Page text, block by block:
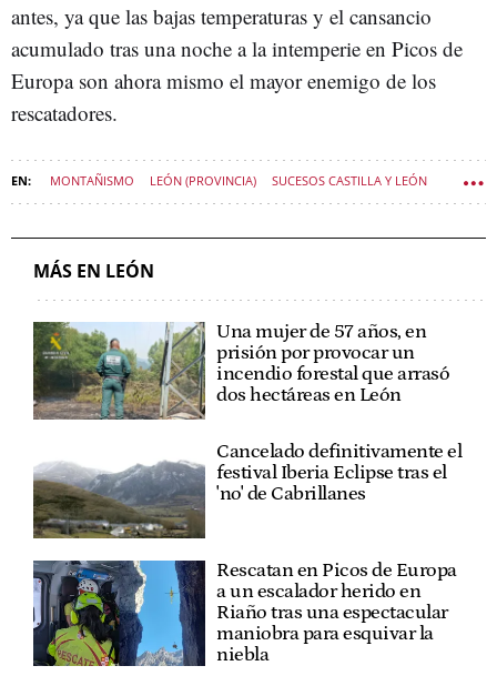
antes, ya que las bajas temperaturas y el cansancio
acumulado tras una noche a la intemperie en Picos de
Europa son ahora mismo el mayor enemigo de los
rescatadores.
MONTAÑISMO LEÓN (PROVINCIA) SUCESOS CASTILLA Y LEÓN
MÁS EN LEÓN
Una mujer de 57 años, en
prisión por provocar un
incendio forestal que arrasó
dos hectáreas en León
Cancelado definitivamente el
festival Iberia Eclipse tras el
'no' de Cabrillanes
Rescatan en Picos de Europa
a un escalador herido en
Riaño tras una espectacular
maniobra para esquivar la
niebla